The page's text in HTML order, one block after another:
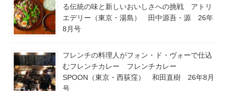
る伝統の味と新しいおいしさへの挑戦 アトリ
エデリー（東京・湯島） 田中源吾・源 26年
8月号
フレンチの料理人がフォン・ド・ヴォーで仕込
むフレンチカレー フレンチカレー
SPOON（東京・西荻窪） 和田直樹 26年8月
号